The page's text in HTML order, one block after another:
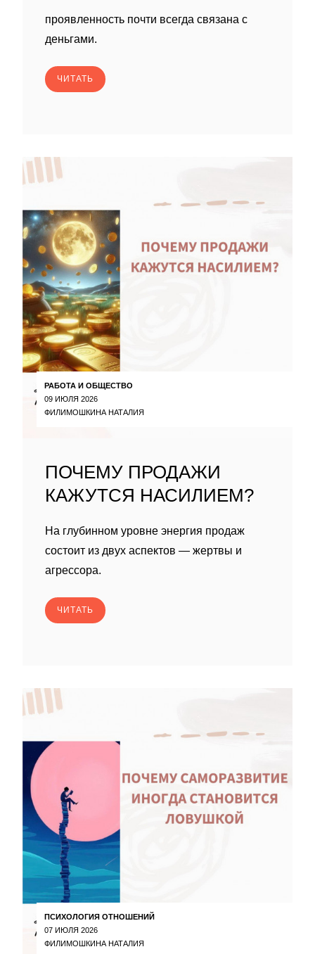
проявленность почти всегда связана с
деньгами.
ЧИТАТЬ
РАБОТА И ОБЩЕСТВО
09 ИЮЛЯ 2026
ФИЛИМОШКИНА НАТАЛИЯ
ПОЧЕМУ ПРОДАЖИ
КАЖУТСЯ НАСИЛИЕМ?
На глубинном уровне энергия продаж
состоит из двух аспектов — жертвы и
агрессора.
ЧИТАТЬ
ПСИХОЛОГИЯ ОТНОШЕНИЙ
07 ИЮЛЯ 2026
ФИЛИМОШКИНА НАТАЛИЯ